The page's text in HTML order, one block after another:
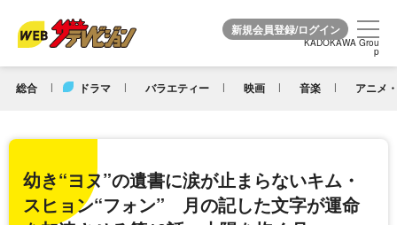
KADOKAWA Grou
p
総合 ドラマ バラエティー 映画 音楽 アニメ
KADOKAWA Grou
p
幼き“ヨヌ”の遺書に涙が止まらないキム・
スヒョン“フォン” 月の記した文字が運命